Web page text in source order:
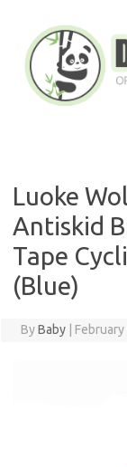
content
Luoke
Antiskid
Tape
(Blue)
ByBaby